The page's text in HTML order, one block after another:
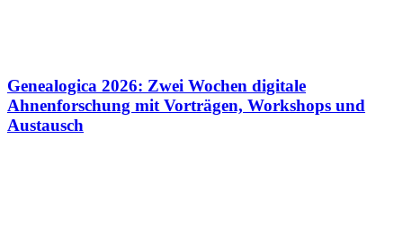
Genealogica 2026: Zwei Wochen digitale
Ahnenforschung mit Vorträgen, Workshops und
Austausch